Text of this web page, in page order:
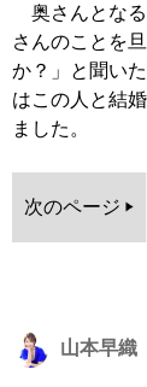
奥さんとなる
さんのことを
か？」と聞い
はこの人と結
ました。
次のページ
山本早織